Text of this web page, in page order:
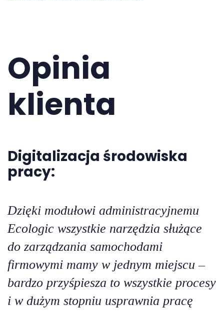
Opinia
klienta
Digitalizacja środowiska
pracy:
Dzięki modułowi administracyjnemu
Ecologic wszystkie narzędzia służące
do zarządzania samochodami
firmowymi mamy w jednym miejscu –
bardzo przyśpiesza to wszystkie procesy
i w dużym stopniu usprawnia pracę